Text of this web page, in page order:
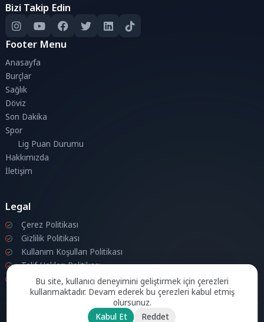
Bizi Takip Edin
Footer Menu
Anasayfa
Burçlar
Sağlık
Döviz
Son Dakika
Spor
Lig Puan Durumu
Hakkımızda
İletişim
Legal
Çerez Politikası
Gizlilik Politikası
Kullanım Koşulları Politikası
Telif Hakları Politikası
İletişim
Bu site, kullanıcı deneyimini geliştirmek için çerezleri
kullanmaktadır. Devam ederek bu çerezleri kabul etmiş
olursunuz.
Kabul Et
Reddet